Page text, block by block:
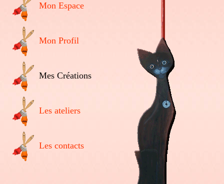
Mon Espace
Mon Profil
Mes Créations
Les ateliers
Les contacts